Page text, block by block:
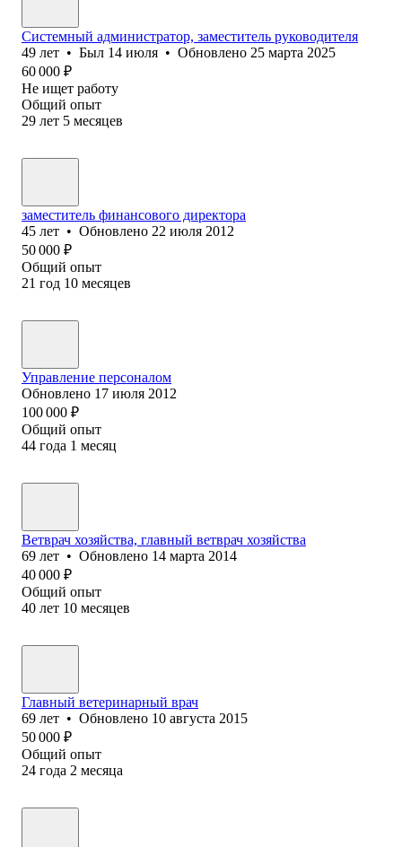
Системный администратор, заместитель руководителя
49 лет • Был 14 июля • Обновлено 25 марта 2025
60 000 ₽
Не ищет работу
Общий опыт
29 лет 5 месяцев
заместитель финансового директора
45 лет • Обновлено 22 июля 2012
50 000 ₽
Общий опыт
21 год 10 месяцев
Управление персоналом
Обновлено 17 июля 2012
100 000 ₽
Общий опыт
44 года 1 месяц
Ветврач хозяйства, главный ветврач хозяйства
69 лет • Обновлено 14 марта 2014
40 000 ₽
Общий опыт
40 лет 10 месяцев
Главный ветеринарный врач
69 лет • Обновлено 10 августа 2015
50 000 ₽
Общий опыт
24 года 2 месяца